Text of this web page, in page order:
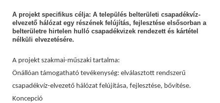
A projekt specifikus célja: A település belterületi csapadékvíz-
elvezető hálózat egy részének felújítás, fejlesztése elsősorban a
belterületre hirtelen hulló csapadékvizek rendezett és kártétel
nélküli elvezetésére.
A projekt szakmai-műszaki tartalma:
Önállóan támogatható tevékenység: elválasztott rendszerű
csapadékvíz-elvezető hálózat felújítása, fejlesztése, bővítése.
Koncepció